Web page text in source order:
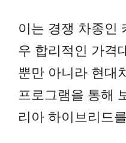
이는 경쟁 차종인
우 합리적인 가격
뿐만 아니라 현대
프로그램을 통해
리아 하이브리드